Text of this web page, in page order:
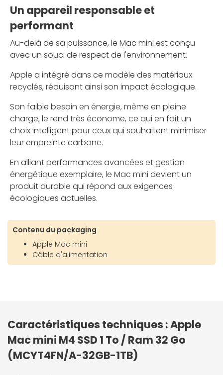
Un appareil responsable et
performant
Au-delà de sa puissance, le Mac mini est conçu
avec un souci de respect de l'environnement.
Apple a intégré dans ce modèle des matériaux
recyclés, réduisant ainsi son impact écologique.
Son faible besoin en énergie, même en pleine
charge, le rend très économe, ce qui en fait un
choix intelligent pour ceux qui souhaitent minimiser
leur empreinte carbone.
En alliant performances avancées et gestion
énergétique exemplaire, le Mac mini devient un
produit durable qui répond aux exigences
écologiques actuelles.
Contenu du packaging
Apple Mac mini
Câble d'alimentation
Caractéristiques techniques : Apple
Mac mini M4 SSD 1 To / Ram 32 Go
(MCYT4FN/A-32GB-1TB)